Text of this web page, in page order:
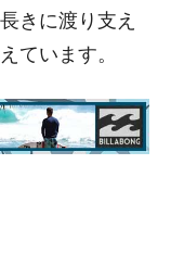
きに渡り支え
ています。